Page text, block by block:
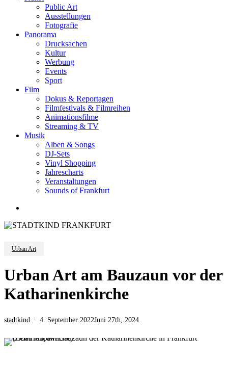
Public Art
Ausstellungen
Fotografie
Panorama
Drucksachen
Kultur
Werbung
Events
Sport
Film
Dokus & Reportagen
Filmfestivals & Filmreihen
Animationsfilme
Streaming & TV
Musik
Alben & Songs
DJ-Sets
Vinyl Shopping
Jahrescharts
Veranstaltungen
Sounds of Frankfurt
Urban Art
Urban Art am Bauzaun vor der
Katharinenkirche
stadtkind 4. September 2022Juni 27th, 2024